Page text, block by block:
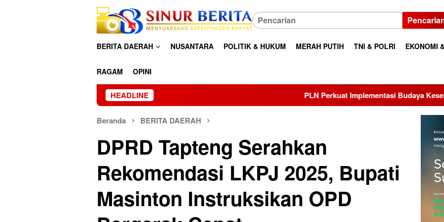
BERITA DAERAH NUSANTARA POLITIK & HUKUM MERAH PUTIH TNI & POLRI EKONOMI
RAGAM OPINI
HEADLINE PLN Perkuat Implementasi Budaya Keselamatan Kerja melalui
Beranda BERITA DAERAH
DPRD Tapteng Serahkan
Rekomendasi LKPJ 2025, Bupati
Masinton Instruksikan OPD